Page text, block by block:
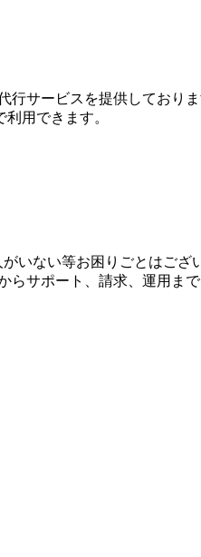
サービスを提供しており
用できます。
いない等お困りごとはござ
サポート、請求、運用ま